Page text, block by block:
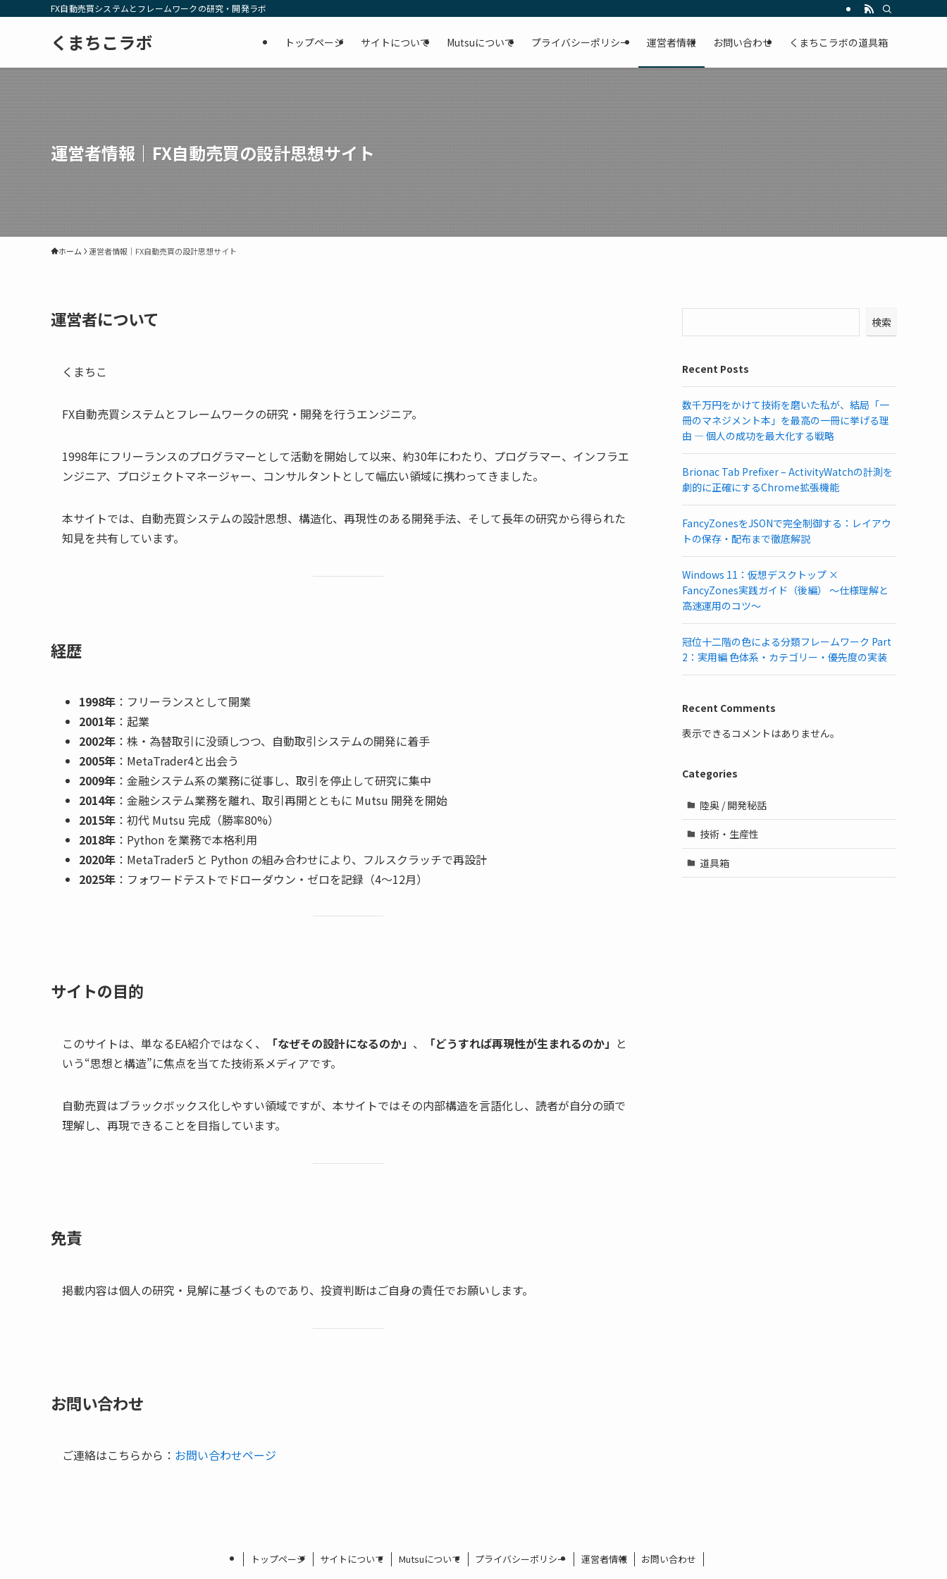
FX自動売買システムとフレームワークの研究・開発ラボ
くまちこラボ トップページ サイトについて Mutsuについて プライバシーポリシー 運営者情報 お問い合わせ くまちこラボの道具箱
運営者情報｜FX自動売買の設計思想サイト
ホーム 運営者情報｜FX自動売買の設計思想サイト
運営者について
くまちこ
FX自動売買システムとフレームワークの研究・開発を行うエンジニア。
1998年にフリーランスのプログラマーとして活動を開始して以来、約30年にわたり、プログラマー、インフラエ
ンジニア、プロジェクトマネージャー、コンサルタントとして幅広い領域に携わってきました。
本サイトでは、自動売買システムの設計思想、構造化、再現性のある開発手法、そして長年の研究から得られた
知見を共有しています。
経歴
1998年 ：フリーランスとして開業
2001年 ：起業
2002年 ：株・為替取引に没頭しつつ、自動取引システムの開発に着手
2005年 ：MetaTrader4と出会う
2009年 ：金融システム系の業務に従事し、取引を停止して研究に集中
2014年 ：金融システム業務を離れ、取引再開とともに Mutsu 開発を開始
2015年 ：初代 Mutsu 完成（勝率80%）
2018年 ：Python を業務で本格利用
2020年 ：MetaTrader5 と Python の組み合わせにより、フルスクラッチで再設計
2025年 ：フォワードテストでドローダウン・ゼロを記録（4〜12月）
サイトの目的
このサイトは、単なるEA紹介ではなく、 「なぜその設計になるのか」 、 「どうすれば再現性が生まれるのか」 と
いう“思想と構造”に焦点を当てた技術系メディアです。
自動売買はブラックボックス化しやすい領域ですが、本サイトではその内部構造を言語化し、読者が自分の頭で
理解し、再現できることを目指しています。
免責
掲載内容は個人の研究・見解に基づくものであり、投資判断はご自身の責任でお願いします。
お問い合わせ
ご連絡はこちらから： お問い合わせページ
検索
Recent Posts
数千万円をかけて技術を磨いた私が、結局「一
冊のマネジメント本」を最高の一冊に挙げる理
由 ― 個人の成功を最大化する戦略
Brionac Tab Prefixer – ActivityWatchの計測を
劇的に正確にするChrome拡張機能
FancyZonesをJSONで完全制御する：レイアウ
トの保存・配布まで徹底解説
Windows 11：仮想デスクトップ ×
FancyZones実践ガイド（後編） ～仕様理解と
高速運用のコツ～
冠位十二階の色による分類フレームワーク Part
2：実用編 色体系・カテゴリー・優先度の実装
Recent Comments
表示できるコメントはありません。
Categories
陸奥 / 開発秘話
技術・生産性
道具箱
トップページ サイトについて Mutsuについて プライバシーポリシー 運営者情報 お問い合わせ